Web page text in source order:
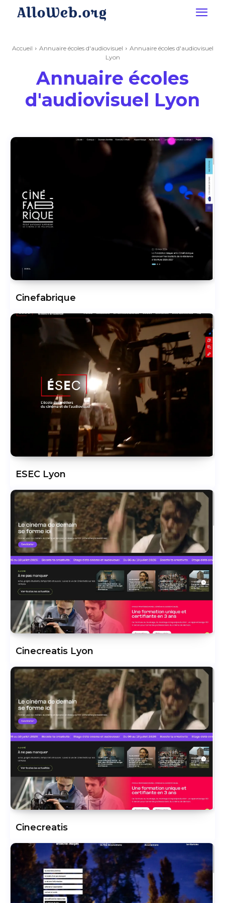
Accueil Annuaire écoles d'audiovisuel
Annuaire écoles d'audiovisuel
Lyon
Annuaire écoles
d'audiovisuel Lyon
Cinefabrique
ESEC Lyon
Cinecreatis Lyon
Cinecreatis